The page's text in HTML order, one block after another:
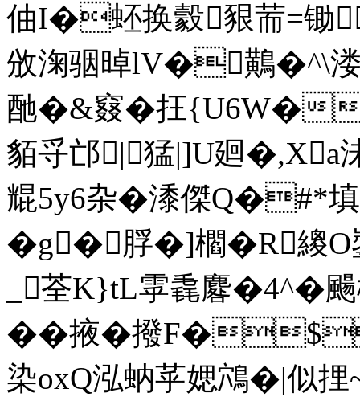
伷I�蚽换豰豤荋=锄
攽淗骃晫lV�鷬�^\
酏�&窡�抂{U6W�
貊寽邙|猛|]U廻
尡5y6杂�潻傑Q�#*
�g�脬�]櫩�R繌
_荃K}tL雽毳麔�4^�
��掖�撥
染oxQ泓蚋苸媤鴪�|似